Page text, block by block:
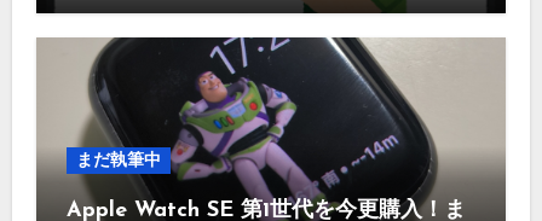
まだ執筆中
Apple Watch SE 第1世代を今更購入！ま